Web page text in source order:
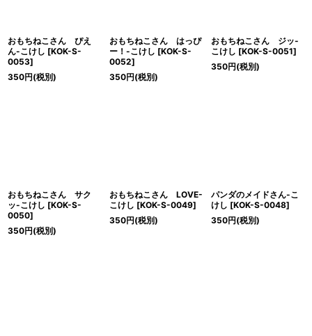
おもちねこさん ぴえ
ん-こけし [KOK-S-
0053]
350円(税別)
おもちねこさん はっぴ
ー！-こけし [KOK-S-
0052]
350円(税別)
おもちねこさん ジッ-
こけし [KOK-S-0051]
350円(税別)
おもちねこさん サク
ッ-こけし [KOK-S-
0050]
350円(税別)
おもちねこさん LOVE-
こけし [KOK-S-0049]
350円(税別)
パンダのメイドさん-こ
けし [KOK-S-0048]
350円(税別)